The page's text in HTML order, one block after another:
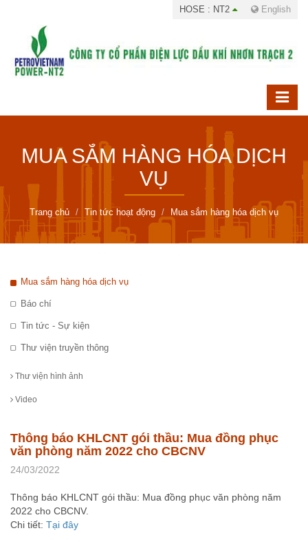
HOSE : NT2 English
MUA SẮM HÀNG HÓA DỊCH
VỤ
Trang chủ Tin tức hoạt động Mua sắm hàng hóa dịch vụ
Mua sắm hàng hóa dịch vụ
Báo chí
Tin tức - Sự kiện
Thư viện truyền thông
Thư viện hình ảnh
Video
Thông báo KHLCNT gói thầu: Mua đồng phục
văn phòng năm 2022 cho CBCNV
24/03/2022
Thông báo KHLCNT gói thầu: Mua đồng phục văn phòng năm
2022 cho CBCNV.
Chi tiết: Tại đây